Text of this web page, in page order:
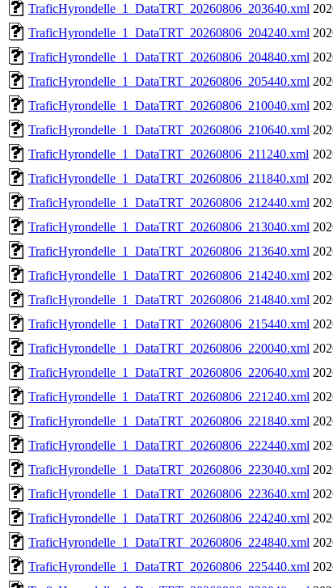
TraficHyrondelle_1_DataTRT_20260806_203640.xml
TraficHyrondelle_1_DataTRT_20260806_204240.xml
TraficHyrondelle_1_DataTRT_20260806_204840.xml
TraficHyrondelle_1_DataTRT_20260806_205440.xml
TraficHyrondelle_1_DataTRT_20260806_210040.xml
TraficHyrondelle_1_DataTRT_20260806_210640.xml
TraficHyrondelle_1_DataTRT_20260806_211240.xml
TraficHyrondelle_1_DataTRT_20260806_211840.xml
TraficHyrondelle_1_DataTRT_20260806_212440.xml
TraficHyrondelle_1_DataTRT_20260806_213040.xml
TraficHyrondelle_1_DataTRT_20260806_213640.xml
TraficHyrondelle_1_DataTRT_20260806_214240.xml
TraficHyrondelle_1_DataTRT_20260806_214840.xml
TraficHyrondelle_1_DataTRT_20260806_215440.xml
TraficHyrondelle_1_DataTRT_20260806_220040.xml
TraficHyrondelle_1_DataTRT_20260806_220640.xml
TraficHyrondelle_1_DataTRT_20260806_221240.xml
TraficHyrondelle_1_DataTRT_20260806_221840.xml
TraficHyrondelle_1_DataTRT_20260806_222440.xml
TraficHyrondelle_1_DataTRT_20260806_223040.xml
TraficHyrondelle_1_DataTRT_20260806_223640.xml
TraficHyrondelle_1_DataTRT_20260806_224240.xml
TraficHyrondelle_1_DataTRT_20260806_224840.xml
TraficHyrondelle_1_DataTRT_20260806_225440.xml